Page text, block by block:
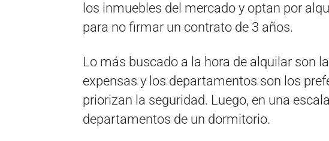
los inmuebles del mercado y optan por
para no firmar un contrato de 3 años.
Lo más buscado a la hora de alquilar son
expensas y los departamentos son los
priorizan la seguridad. Luego, en una
departamentos de un dormitorio.